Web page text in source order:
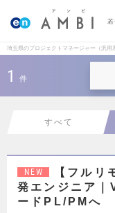
埼玉県のプロジェクトマネージャー（汎用
1 件
すべて
NEW
【フル
発エンジニア｜
ードPL/PMへ